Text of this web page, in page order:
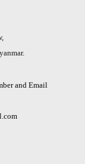
and Email